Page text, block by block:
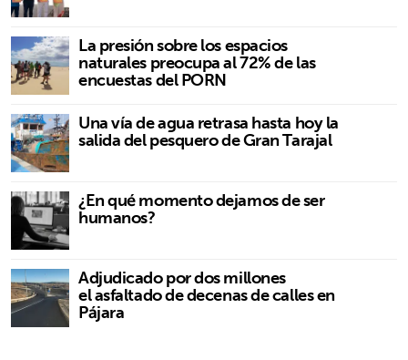
La presión sobre los espacios
naturales preocupa al 72% de las
encuestas del PORN
Una vía de agua retrasa hasta hoy la
salida del pesquero de Gran Tarajal
¿En qué momento dejamos de ser
humanos?
Adjudicado por dos millones
el asfaltado de decenas de calles en
Pájara